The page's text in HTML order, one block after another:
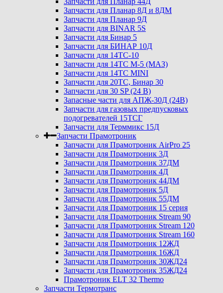
Запчасти для Планар 8Д и 8ДМ
Запчасти для Планар 9Д
Запчасти для BINAR 5S
Запчасти для Бинар 5
Запчасти для БИНАР 10Д
Запчасти для 14ТС-10
Запчасти для 14ТС М-5 (МАЗ)
Запчасти для 14ТС MINI
Запчасти для 20ТС, Бинар 30
Запчасти для 30 SP (24 В)
Запасные части для АПЖ-30Д (24В)
Запчасти для газовых предпусковых
подогревателей 15ТСГ
Запчасти для Терммикс 15Д
Запчасти Прамотроник
Запчасти для Прамотроник AirPro 25
Запчасти для Прамотроник 3Д
Запчасти для Прамотроник 37ДМ
Запчасти для Прамотроник 4Д
Запчасти для Прамотроник 44ДМ
Запчасти для Прамотроник 5Д
Запчасти для Прамотроник 55ДМ
Запчасти для Прамотроник 15 серия
Запчасти для Прамотроник Stream 90
Запчасти для Прамотроник Stream 120
Запчасти для Прамотроник Stream 160
Запчасти для Прамотроник 12ЖД
Запчасти для Прамотроник 16ЖД
Запчасти для Прамотроник 30ЖД24
Запчасти для Прамотроник 35ЖД24
Прамотроник ELT 32 Thermo
Запчасти Термотранс